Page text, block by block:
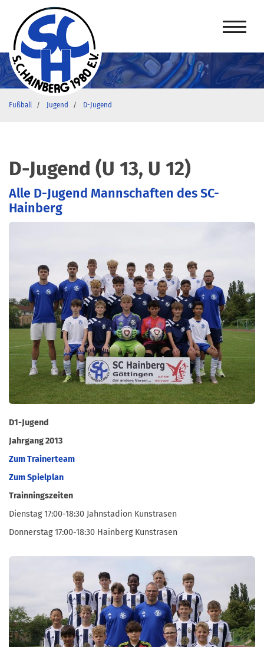
Fußball Jugend D-Jugend
D-Jugend (U 13, U 12)
Alle D-Jugend Mannschaften des SC-
Hainberg
D1-Jugend
Jahrgang 2013
Zum Trainerteam
Zum Spielplan
Trainningszeiten
Dienstag 17:00-18:30 Jahnstadion Kunstrasen
Donnerstag 17:00-18:30 Hainberg Kunstrasen